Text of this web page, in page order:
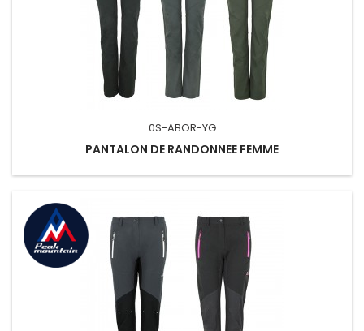
0S-ABOR-YG
PANTALON DE RANDONNEE FEMME